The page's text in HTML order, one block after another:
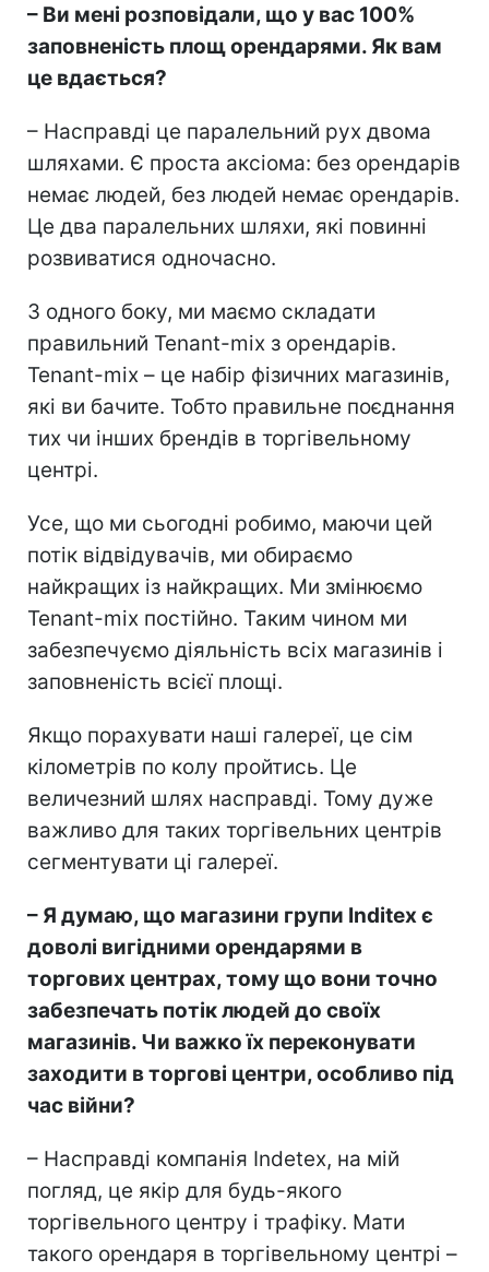
– Ви мені розповідали, що у вас 100%
заповненість площ орендарями. Як вам
це вдається?
– Насправді це паралельний рух двома
шляхами. Є проста аксіома: без орендарів
немає людей, без людей немає орендарів.
Це два паралельних шляхи, які повинні
розвиватися одночасно.
З одного боку, ми маємо складати
правильний Tenant-mix з орендарів.
Tenant-mix – це набір фізичних магазинів,
які ви бачите. Тобто правильне поєднання
тих чи інших брендів в торгівельному
центрі.
Усе, що ми сьогодні робимо, маючи цей
потік відвідувачів, ми обираємо
найкращих із найкращих. Ми змінюємо
Tenant-mix постійно. Таким чином ми
забезпечуємо діяльність всіх магазинів і
заповненість всієї площі.
Якщо порахувати наші галереї, це сім
кілометрів по колу пройтись. Це
величезний шлях насправді. Тому дуже
важливо для таких торгівельних центрів
сегментувати ці галереї.
– Я думаю, що магазини групи Indіtex є
доволі вигідними орендарями в
торгових центрах, тому що вони точно
забезпечать потік людей до своїх
магазинів. Чи важко їх переконувати
заходити в торгові центри, особливо під
час війни?
– Насправді компанія Indetex, на мій
погляд, це якір для будь-якого
торгівельного центру і трафіку. Мати
такого орендаря в торгівельному центрі –